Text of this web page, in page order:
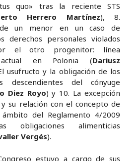
quo» tras la reciente STS
Herrero Martínez), 8.
de un menor en un caso de
derechos personales violados
el otro progenitor: línea
actual en Polonia (Dariusz
usufructo y la obligación de los
descendientes del cónyuge
Diez Royo) y 10. La excepción
su relación con el concepto de
del Reglamento 4/2009
alimenticias
Vergés).
estuvo a cargo de sus